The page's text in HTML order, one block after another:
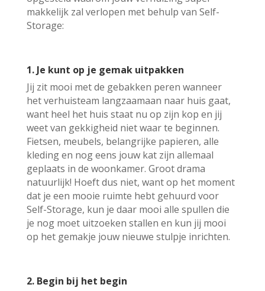
makkelijk zal verlopen met behulp van Self-
Storage:
1. Je kunt op je gemak uitpakken
Jij zit mooi met de gebakken peren wanneer
het verhuisteam langzaamaan naar huis gaat,
want heel het huis staat nu op zijn kop en jij
weet van gekkigheid niet waar te beginnen.
Fietsen, meubels, belangrijke papieren, alle
kleding en nog eens jouw kat zijn allemaal
geplaats in de woonkamer. Groot drama
natuurlijk! Hoeft dus niet, want op het moment
dat je een mooie ruimte hebt gehuurd voor
Self-Storage, kun je daar mooi alle spullen die
je nog moet uitzoeken stallen en kun jij mooi
op het gemakje jouw nieuwe stulpje inrichten.
2. Begin bij het begin